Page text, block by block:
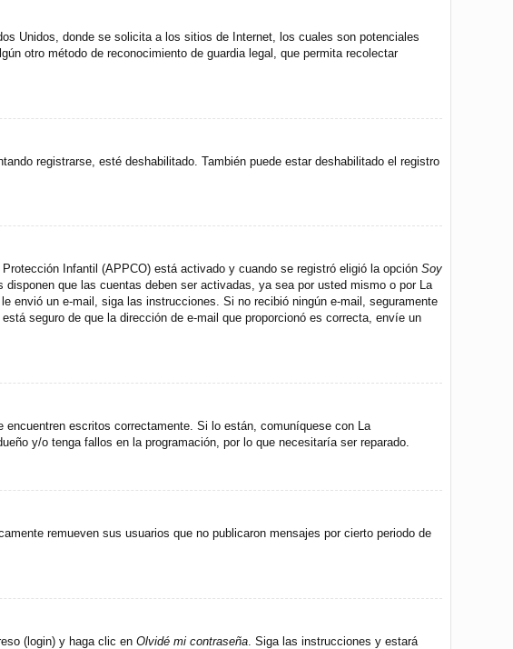
Unidos, donde se solicita a los sitios de Internet, los cuales son potenciales
otro método de reconocimiento de guardia legal, que permita recolectar
registrarse, esté deshabilitado. También puede estar deshabilitado el registro
Infantil (APPCO) está activado y cuando se registró eligió la opción Soy
que las cuentas deben ser activadas, ya sea por usted mismo o por La
envió un e-mail, siga las instrucciones. Si no recibió ningún e-mail, seguramente
seguro de que la dirección de e-mail que proporcionó es correcta, envíe un
escritos correctamente. Si lo están, comuníquese con La
y/o tenga fallos en la programación, por lo que necesitaría ser reparado.
remueven sus usuarios que no publicaron mensajes por cierto periodo de
(login) y haga clic en Olvidé mi contraseña. Siga las instrucciones y estará